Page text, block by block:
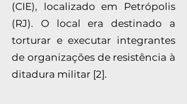
(CIE), localizado em Petrópolis
(RJ). O local era destinado a
torturar e executar integrantes
de organizações de resistência à
ditadura militar [2].